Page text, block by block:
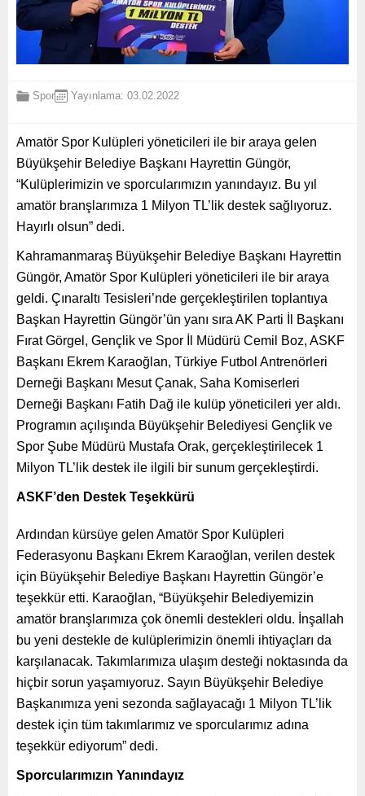
Spor Yayınlama: 03.02.2022
Amatör Spor Kulüpleri yöneticileri ile bir araya gelen
Büyükşehir Belediye Başkanı Hayrettin Güngör,
“Kulüplerimizin ve sporcularımızın yanındayız. Bu yıl
amatör branşlarımıza 1 Milyon TL’lik destek sağlıyoruz.
Hayırlı olsun” dedi.
Kahramanmaraş Büyükşehir Belediye Başkanı Hayrettin
Güngör, Amatör Spor Kulüpleri yöneticileri ile bir araya
geldi. Çınaraltı Tesisleri’nde gerçekleştirilen toplantıya
Başkan Hayrettin Güngör’ün yanı sıra AK Parti İl Başkanı
Fırat Görgel, Gençlik ve Spor İl Müdürü Cemil Boz, ASKF
Başkanı Ekrem Karaoğlan, Türkiye Futbol Antrenörleri
Derneği Başkanı Mesut Çanak, Saha Komiserleri
Derneği Başkanı Fatih Dağ ile kulüp yöneticileri yer aldı.
Programın açılışında Büyükşehir Belediyesi Gençlik ve
Spor Şube Müdürü Mustafa Orak, gerçekleştirilecek 1
Milyon TL’lik destek ile ilgili bir sunum gerçekleştirdi.
ASKF’den Destek Teşekkürü
Ardından kürsüye gelen Amatör Spor Kulüpleri
Federasyonu Başkanı Ekrem Karaoğlan, verilen destek
için Büyükşehir Belediye Başkanı Hayrettin Güngör’e
teşekkür etti. Karaoğlan, “Büyükşehir Belediyemizin
amatör branşlarımıza çok önemli destekleri oldu. İnşallah
bu yeni destekle de kulüplerimizin önemli ihtiyaçları da
karşılanacak. Takımlarımıza ulaşım desteği noktasında da
hiçbir sorun yaşamıyoruz. Sayın Büyükşehir Belediye
Başkanımıza yeni sezonda sağlayacağı 1 Milyon TL’lik
destek için tüm takımlarımız ve sporcularımız adına
teşekkür ediyorum” dedi.
Sporcularımızın Yanındayız